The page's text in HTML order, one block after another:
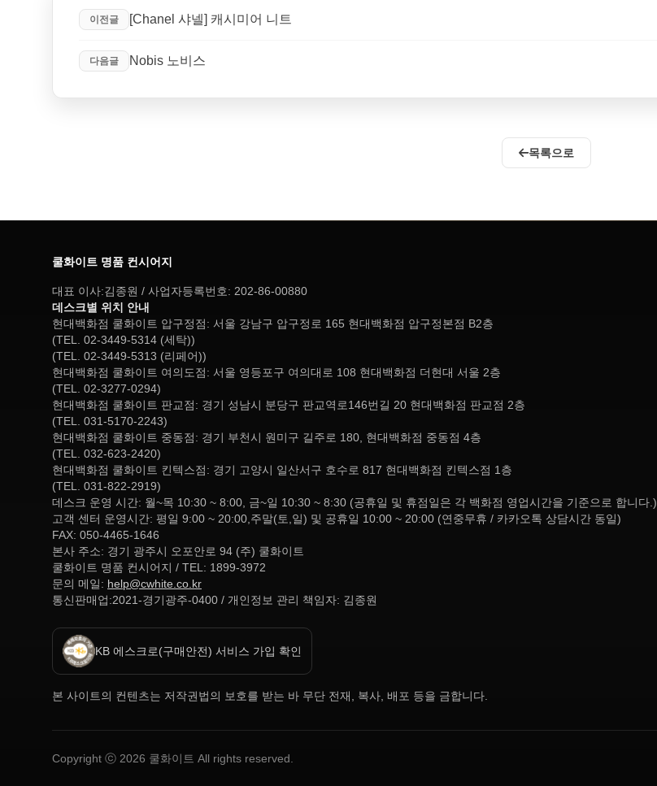
이전글 [Chanel 샤넬] 캐시미어 니트
다음글 Nobis 노비스
목록으로
쿨화이트 명품 컨시어지
대표 이사:김종원 / 사업자등록번호: 202-86-00880
데스크별 위치 안내
현대백화점 쿨화이트 압구정점: 서울 강남구 압구정로 165 현대백화점 압구정본점 B2층
(TEL. 02-3449-5314 (세탁))
(TEL. 02-3449-5313 (리페어))
현대백화점 쿨화이트 여의도점: 서울 영등포구 여의대로 108 현대백화점 더현대 서울 2층
(TEL. 02-3277-0294)
현대백화점 쿨화이트 판교점: 경기 성남시 분당구 판교역로146번길 20 현대백화점 판교점 2층
(TEL. 031-5170-2243)
현대백화점 쿨화이트 중동점: 경기 부천시 원미구 길주로 180, 현대백화점 중동점 4층
(TEL. 032-623-2420)
현대백화점 쿨화이트 킨텍스점: 경기 고양시 일산서구 호수로 817 현대백화점 킨텍스점 1층
(TEL. 031-822-2919)
데스크 운영 시간: 월~목 10:30 ~ 8:00, 금~일 10:30 ~ 8:30 (공휴일 및 휴점일은 각 백화점 영업시간을 기준으로 합니다.)
고객 센터 운영시간: 평일 9:00 ~ 20:00,주말(토,일) 및 공휴일 10:00 ~ 20:00 (연중무휴 / 카카오톡 상담시간 동일)
FAX: 050-4465-1646
본사 주소: 경기 광주시 오포안로 94 (주) 쿨화이트
쿨화이트 명품 컨시어지 / TEL: 1899-3972
문의 메일: help@cwhite.co.kr
통신판매업:2021-경기광주-0400 / 개인정보 관리 책임자: 김종원
KB 에스크로(구매안전) 서비스 가입 확인
본 사이트의 컨텐츠는 저작권법의 보호를 받는 바 무단 전재, 복사, 배포 등을 금합니다.
Copyright ⓒ 2026 쿨화이트 All rights reserved.